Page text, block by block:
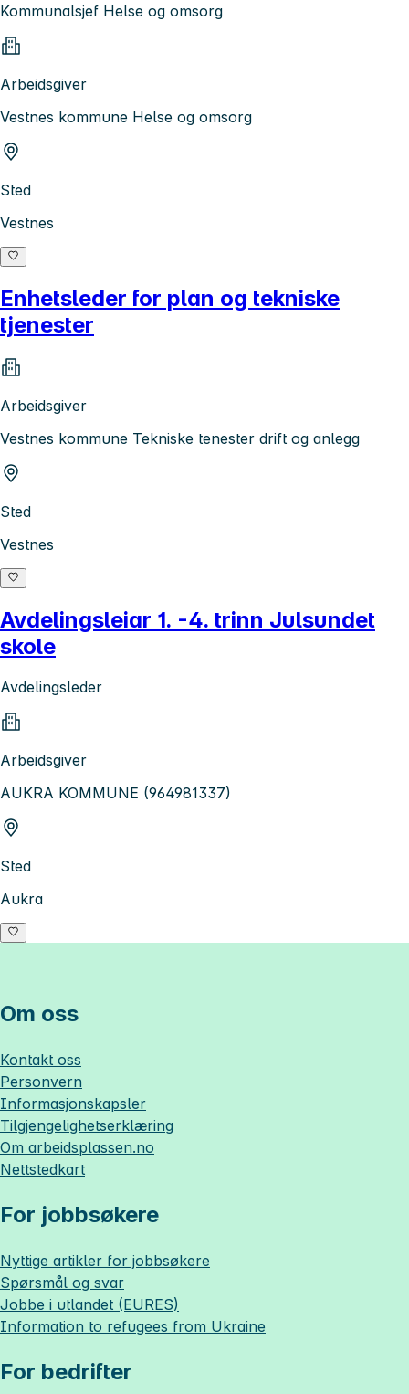
Kommunalsjef Helse og omsorg
Arbeidsgiver
Vestnes kommune Helse og omsorg
Sted
Vestnes
Enhetsleder for plan og tekniske
tjenester
Arbeidsgiver
Vestnes kommune Tekniske tenester drift og anlegg
Sted
Vestnes
Avdelingsleiar 1. -4. trinn Julsundet
skole
Avdelingsleder
Arbeidsgiver
AUKRA KOMMUNE (964981337)
Sted
Aukra
Om oss
Kontakt oss
Personvern
Informasjonskapsler
Tilgjengelighetserklæring
Om arbeidsplassen.no
Nettstedkart
For jobbsøkere
Nyttige artikler for jobbsøkere
Spørsmål og svar
Jobbe i utlandet (EURES)
Information to refugees from Ukraine
For bedrifter